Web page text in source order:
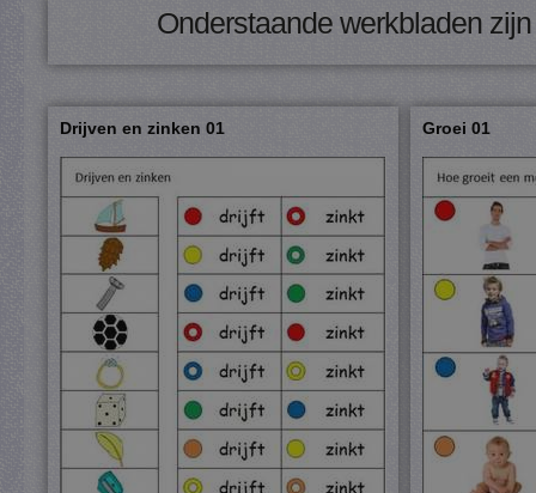
Onderstaande werkbladen
Drijven en zinken 01 Groei 01